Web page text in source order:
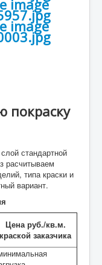
покраску
стандартной
расчитываем
типа краски и
вариант.
Цена руб./кв.м.
краской заказчика